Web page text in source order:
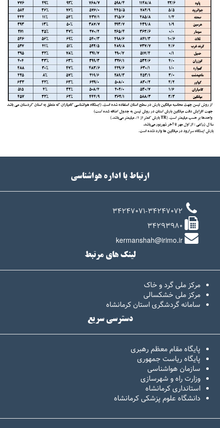
ارتباط با اداره هواشناسی
34247071-34247072
34293980
kermanshah@irimo.ir
لینک های مرتبط
مرکز ملی گرد و خاک
مرکز ملی خشکسالی
سامانه گردشگری استان کرمانشاه
دسترسی سریع
پایگاه مقام معظم رهبری
پایگاه ریاست جمهوری
سازمان هواشناسی
وزارت راه و شهرسازی
استانداری کرمانشاه
دانشگاه علوم پزشکی کرمانشاه